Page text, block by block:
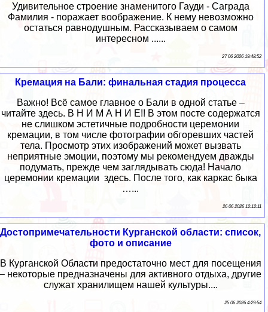
Удивительное строение знаменитого Гауди - Саграда
Фамилия - поражает воображение. К нему невозможно
остаться равнодушным. Рассказываем о самом
интересном ......
27 06 2026 19:48:52
Кремация на Бали: финальная стадия процесса
Важно! Всё самое главное о Бали в одной статье –
читайте здесь. В Н И М А Н И Е!! В этом посте содержатся
не слишком эстетичные подробности церемонии
кремации, в том числе фотографии обгоревших частей
тела. Просмотр этих изображений может вызвать
неприятные эмоции, поэтому мы рекомендуем дважды
подумать, прежде чем заглядывать сюда! Начало
церемонии кремации здесь. После того, как каркас быка
…...
26 06 2026 12:12:11
Достопримечательности Курганской области: список,
фото и описание
В Курганской Области предостаточно мест для посещения
– некоторые предназначены для активного отдыха, другие
служат хранилищем нашей культуры....
25 06 2026 4:29:54